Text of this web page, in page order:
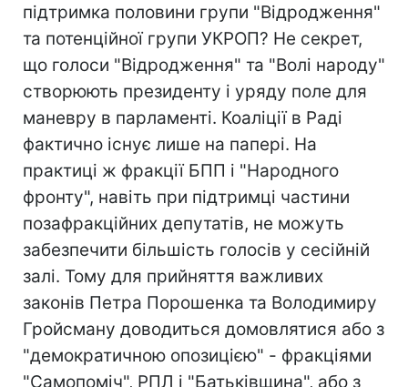
підтримка половини групи "Відродження"
та потенційної групи УКРОП? Не секрет,
що голоси "Відродження" та "Волі народу"
створюють президенту і уряду поле для
маневру в парламенті. Коаліції в Раді
фактично існує лише на папері. На
практиці ж фракції БПП і "Народного
фронту", навіть при підтримці частини
позафракційних депутатів, не можуть
забезпечити більшість голосів у сесійній
залі. Тому для прийняття важливих
законів Петра Порошенка та Володимиру
Гройсману доводиться домовлятися або з
"демократичною опозицією" - фракціями
"Самопоміч", РПЛ і "Батьківщина", або з